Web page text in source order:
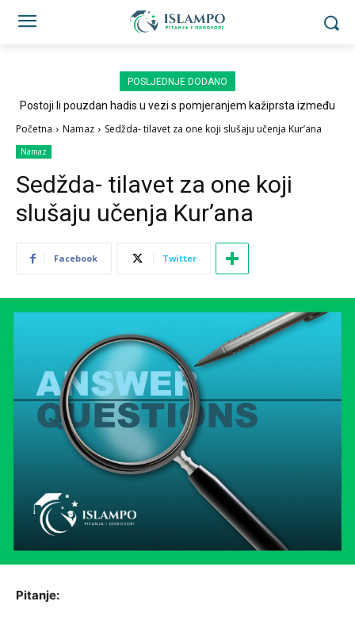
POSLJEDNJE DODANO
Postoji li pouzdan hadis u vezi s pomjeranjem kažiprsta između
Početna Namaz Sedžda- tilavet za one koji slušaju učenja Kur’ana
Namaz
Sedžda- tilavet za one koji
slušaju učenja Kur’ana
Facebook Twitter
Pitanje: